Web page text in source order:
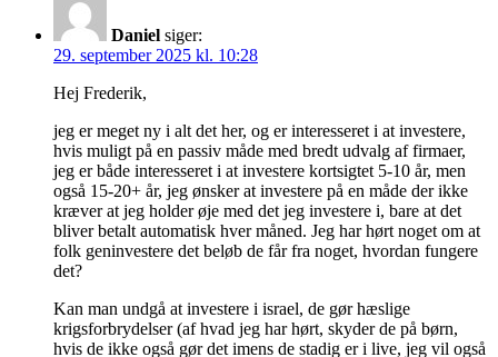
Daniel siger:
29. september 2025 kl. 10:28
Hej Frederik,
jeg er meget ny i alt det her, og er interesseret i at investere,
hvis muligt på en passiv måde med bredt udvalg af firmaer,
jeg er både interesseret i at investere kortsigtet 5-10 år, men
også 15-20+ år, jeg ønsker at investere på en måde der ikke
kræver at jeg holder øje med det jeg investere i, bare at det
bliver betalt automatisk hver måned. Jeg har hørt noget om at
folk geninvestere det beløb de får fra noget, hvordan fungere
det?
Kan man undgå at investere i israel, de gør hæslige
krigsforbrydelser (af hvad jeg har hørt, skyder de på børn,
hvis de ikke også gør det imens de stadig er i live, jeg vil også